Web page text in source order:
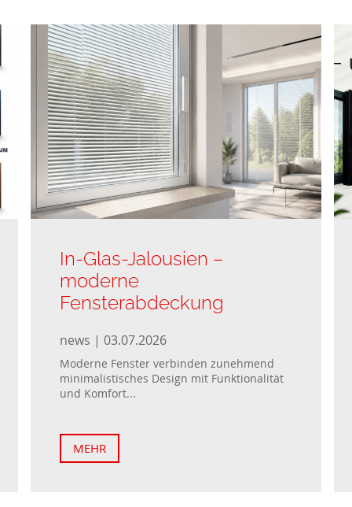
In-Glas-Jalousien –
moderne
Fensterabdeckung
news | 03.07.2026
Moderne Fenster verbinden zunehmend
minimalistisches Design mit Funktionalität
und Komfort...
MEHR